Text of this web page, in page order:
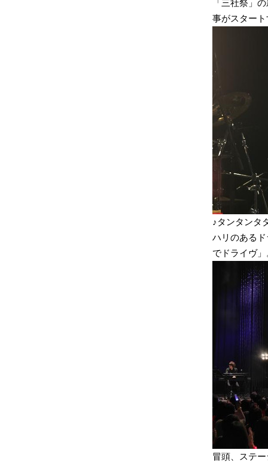
「三社祭」
事がスター
♪タンタンタ
ハリのある
でドライヴ」
冒頭、ステ